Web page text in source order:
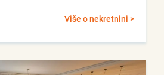
Više o nekretnini >